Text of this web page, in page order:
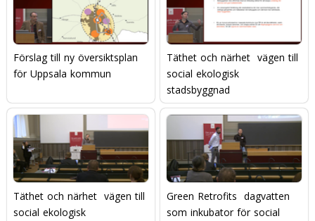
Förslag till ny översiktsplan
för Uppsala kommun
Täthet och närhet  vägen till
social ekologisk
stadsbyggnad
Täthet och närhet  vägen till
social ekologisk
Green Retrofits  dagvatten
som inkubator för social